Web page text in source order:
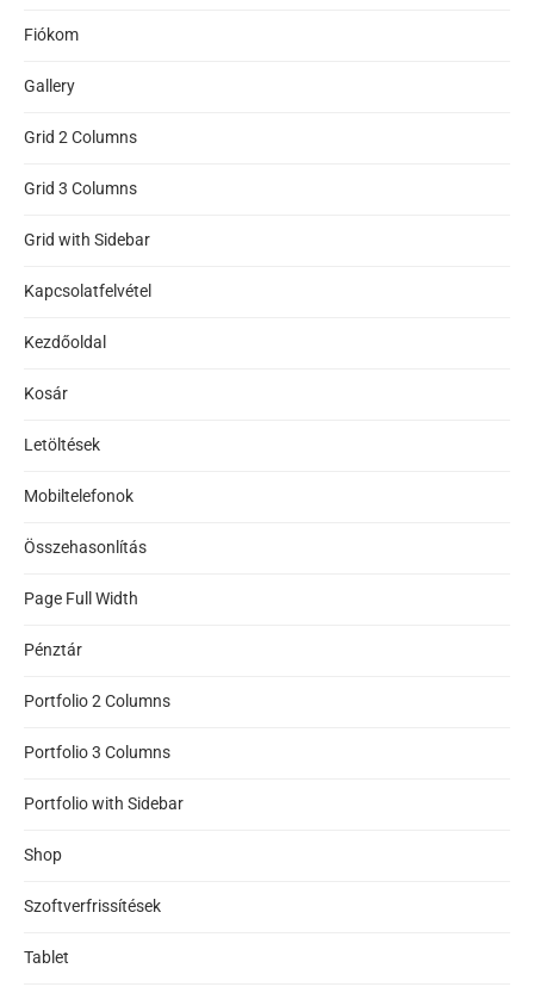
Fiókom
Gallery
Grid 2 Columns
Grid 3 Columns
Grid with Sidebar
Kapcsolatfelvétel
Kezdőoldal
Kosár
Letöltések
Mobiltelefonok
Összehasonlítás
Page Full Width
Pénztár
Portfolio 2 Columns
Portfolio 3 Columns
Portfolio with Sidebar
Shop
Szoftverfrissítések
Tablet